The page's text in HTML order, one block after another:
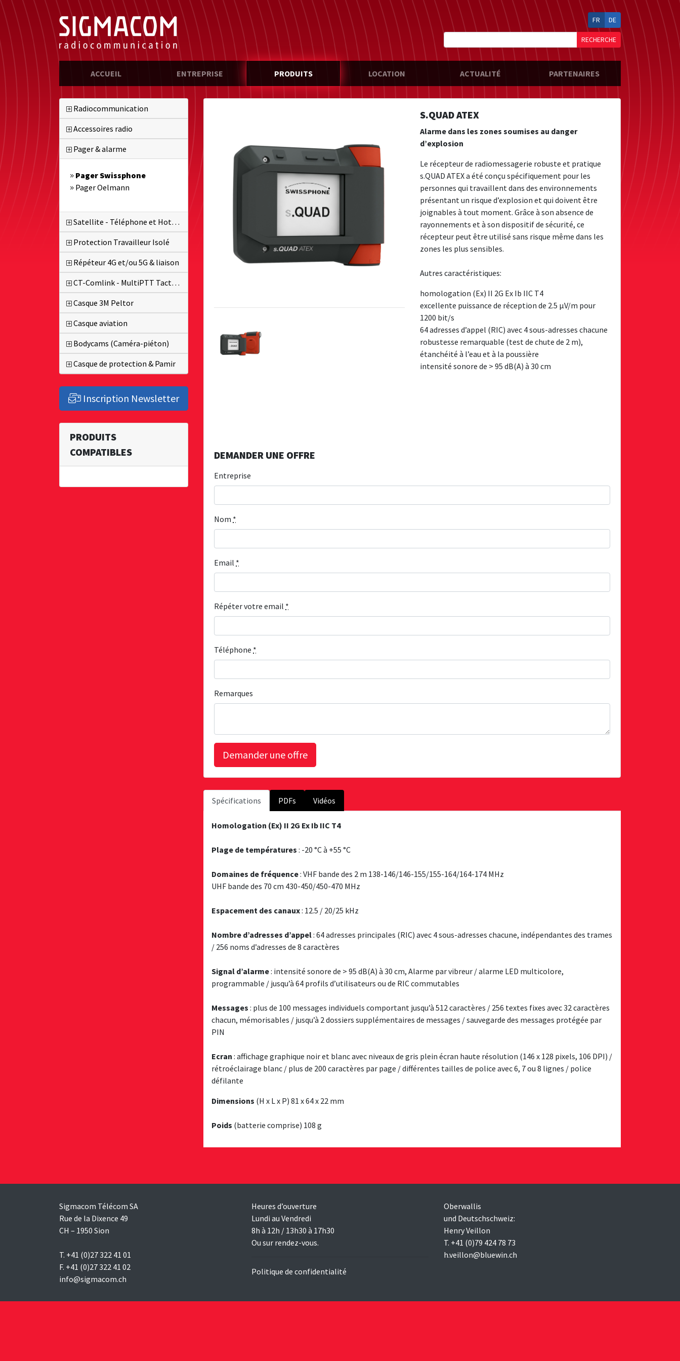
FR DE
RECHERCHE
ACCUEIL ENTREPRISE PRODUITS LOCATION ACTUALITÉ PARTENAIRES
S.QUAD ATEX
Alarme dans les zones soumises au danger
d’explosion
Le récepteur de radiomessagerie robuste et pratique
s.QUAD ATEX a été conçu spécifiquement pour les
personnes qui travaillent dans des environnements
présentant un risque d’explosion et qui doivent être
joignables à tout moment. Grâce à son absence de
rayonnements et à son dispositif de sécurité, ce
récepteur peut être utilisé sans risque même dans les
zones les plus sensibles.
Autres caractéristiques:
homologation (Ex) II 2G Ex Ib IIC T4
excellente puissance de réception de 2.5 μV/m pour
1200 bit/s
64 adresses d’appel (RIC) avec 4 sous-adresses chacune
robustesse remarquable (test de chute de 2 m),
étanchéité à l’eau et à la poussière
intensité sonore de > 95 dB(A) à 30 cm
DEMANDER UNE OFFRE
Entreprise
Nom *
Email *
Répéter votre email *
Téléphone *
Remarques
Spécifications PDFs Vidéos
Homologation (Ex) II 2G Ex Ib IIC T4
Plage de températures : -20 °C à +55 °C
Domaines de fréquence: VHF bande des 2 m 138-146/146-155/155-164/164-174 MHz
UHF bande des 70 cm 430-450/450-470 MHz
Espacement des canaux: 12.5 / 20/25 kHz
Nombre d’adresses d’appel: 64 adresses principales (RIC) avec 4 sous-adresses chacune, indépendantes des trames
/ 256 noms d’adresses de 8 caractères
Signal d’alarme: intensité sonore de > 95 dB(A) à 30 cm, Alarme par vibreur / alarme LED multicolore,
programmable / jusqu’à 64 profils d’utilisateurs ou de RIC commutables
Messages : plus de 100 messages individuels comportant jusqu’à 512 caractères / 256 textes fixes avec 32 caractères
chacun, mémorisables / jusqu’à 2 dossiers supplémentaires de messages / sauvegarde des messages protégée par
PIN
Ecran : affichage graphique noir et blanc avec niveaux de gris plein écran haute résolution (146 x 128 pixels, 106 DPI) /
rétroéclairage blanc / plus de 200 caractères par page / différentes tailles de police avec 6, 7 ou 8 lignes / police
défilante
Dimensions (H x L x P) 81 x 64 x 22 mm
Poids (batterie comprise) 108 g
Radiocommunication
Accessoires radio
Pager & alarme
Pager Swissphone
Pager Oelmann
Satellite - Téléphone et Hotspot
Protection Travailleur Isolé
Répéteur 4G et/ou 5G & liaison
CT-Comlink - MultiPTT Tactique
Casque 3M Peltor
Casque aviation
Bodycams (Caméra-piéton)
Casque de protection & Pamir
Inscription Newsletter
PRODUITS
COMPATIBLES
Sigmacom Télécom SA
Rue de la Dixence 49
CH – 1950 Sion
T. +41 (0)27 322 41 01
F. +41 (0)27 322 41 02
info@sigmacom.ch
Heures d’ouverture
Lundi au Vendredi
8h à 12h / 13h30 à 17h30
Ou sur rendez-vous.
Politique de confidentialité
Oberwallis
und Deutschschweiz:
Henry Veillon
T. +41 (0)79 424 78 73
h.veillon@bluewin.ch